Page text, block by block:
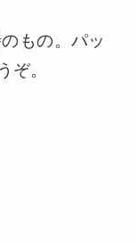
もの。パッ
ぞ。